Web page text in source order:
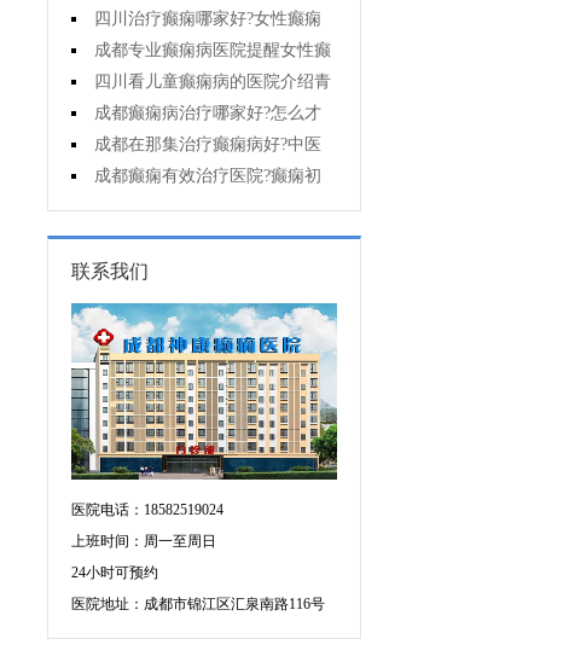
四川治疗癫痫哪家好?女性癫痫
怎么预防?
成都专业癫痫病医院提醒女性癫
痫患者在经期要注意什么?
四川看儿童癫痫病的医院介绍青
少年癫痫病的病因
成都癫痫病治疗哪家好?怎么才
能诊断孩子是不是得了癫痫?
成都在那集治疗癫痫病好?中医
治疗癫痫病好吗?
成都癫痫有效治疗医院?癫痫初
期怎么治疗?
联系我们
医院电话：18582519024
上班时间：周一至周日
24小时可预约
医院地址：成都市锦江区汇泉南路116号